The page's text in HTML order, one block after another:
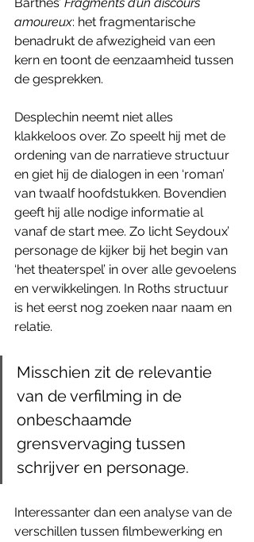
amoureux: het fragmentarische
benadrukt de afwezigheid van een
kern en toont de eenzaamheid tussen
de gesprekken.
Desplechin neemt niet alles
klakkeloos over. Zo speelt hij met de
ordening van de narratieve structuur
en giet hij de dialogen in een ‘roman’
van twaalf hoofdstukken. Bovendien
geeft hij alle nodige informatie al
vanaf de start mee. Zo licht Seydoux’
personage de kijker bij het begin van
‘het theaterspel’ in over alle gevoelens
en verwikkelingen. In Roths structuur
is het eerst nog zoeken naar naam en
relatie.
Misschien zit de relevantie
van de verfilming in de
onbeschaamde
grensvervaging tussen
schrijver en personage.
Interessanter dan een analyse van de
verschillen tussen filmbewerking en